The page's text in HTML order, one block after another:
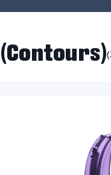
Contours)